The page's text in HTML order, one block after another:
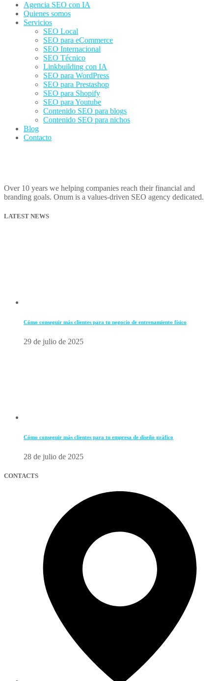
Agencia SEO con IA
Quienes somos
Servicios
SEO Local
SEO para eCommerce
SEO Internacional
SEO Técnico
Linkbuilding con IA
SEO para WordPress
SEO para Prestashop
SEO para Shopify
SEO para Youtube
Contenido SEO para blogs
Contenido SEO para nichos
Blog
Contacto
Over 10 years we helping companies reach their financial and
branding goals. Onum is a values-driven SEO agency dedicated.
LATEST NEWS
Cómo conseguir más clientes para tu negocio de entrenamiento físico
29 de julio de 2025
Cómo conseguir más clientes para tu empresa de diseño gráfico
28 de julio de 2025
CONTACTS